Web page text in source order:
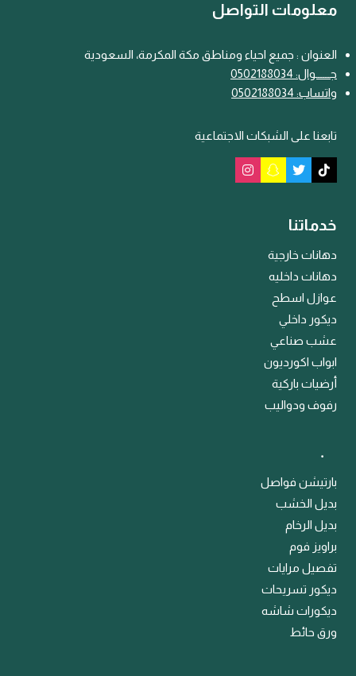
معلومات التواصل
العنوان : جميع احياء ومناطق مكة المكرمة، السعودية
جـــ
ــوال: 0502188034
واتساب: 0502188034
تابعنا على الشبكات الاجتماعية
خدماتنا
دهانات خارجية
دهانات داخليه
عوازل اسطح
ديكور داخلي
عشب صناعي
ابواب اكورديون
أرضيات باركية
رفوف ودواليب
﹒
بارتيشن فواصل
بديل الخشب
بديل الرخام
براويز فوم
تفصيل مرايات
ديكور تسريحات
ديكورات شاشه
ورق حائط